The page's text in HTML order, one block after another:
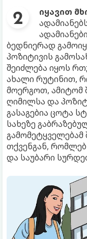
იყავით
ბედნიერად
პოზიტივის
შეიძლება იყოს
ახალი რუტინით,
მოერგოთ, ამიტომ
ღიმილსა და
გასაგებია ცოტა
სახეზე
გამომეტყველებამ
თქვენგან,
და საუბარი